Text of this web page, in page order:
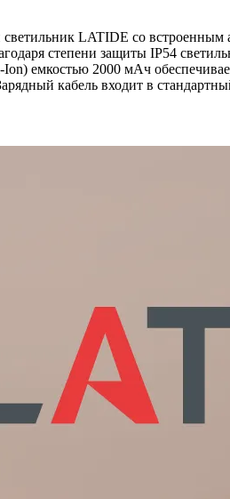
LATIDE со встроенным
степени защиты IP54
Ion) емкостью 2000 мАч
кабель входит в